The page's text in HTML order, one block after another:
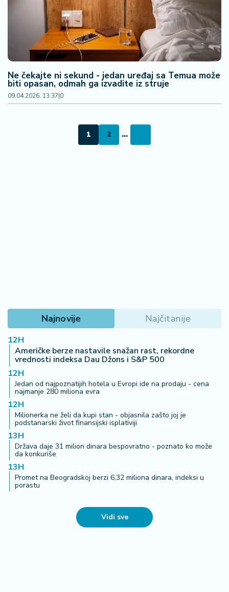
Ne čekajte ni sekund - jedan uređaj sa Temua može
biti opasan, odmah ga izvadite iz struje
09.04.2026. 13:37|0
1 2 ...
Najnovije Najčitanije
12H
Američke berze nastavile snažan rast, rekordne
vrednosti indeksa Dau Džons i S&P 500
12H
Jedan od najpoznatijih hotela u Evropi ide na prodaju - cena
najmanje 280 miliona evra
12H
Milionerka ne želi da kupi stan - objasnila zašto joj je
podstanarski život finansijski isplativiji
13H
Država daje 31 milion dinara bespovratno - poznato ko može
da konkuriše
13H
Promet na Beogradskoj berzi 6,32 miliona dinara, indeksi u
porastu
Vidi sve